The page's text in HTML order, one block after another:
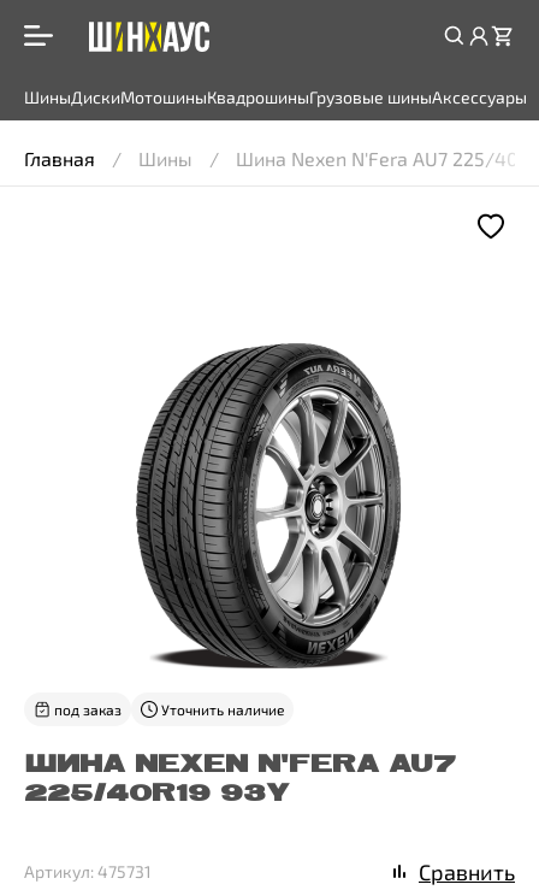
ШиныДискиМотошиныКвадрошиныГрузовые шиныАксессуары
Главная Шины Шина Nexen N'Fera AU7 225/
ШИНА NEXEN N'FERA AU7
225/40R19 93Y
под заказ Уточнить наличие
Артикул: 475731 Сравнить